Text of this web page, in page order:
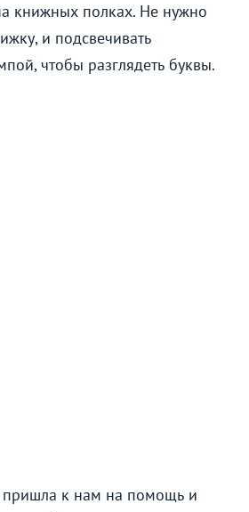
книжных полках. Не нужно
и подсвечивать
чтобы разглядеть буквы.
пришла к нам на помощь и